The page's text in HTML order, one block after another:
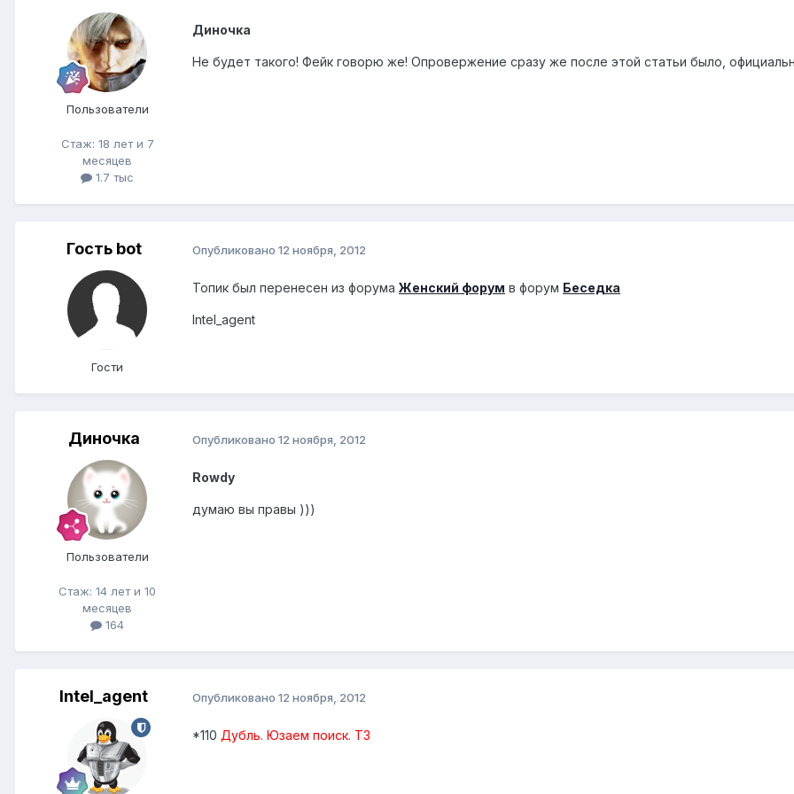
Пользователи
Стаж: 18 лет и 7
месяцев
1.7 тыс
Диночка
Не будет такого! Фейк говорю же! Опровержение сразу же после этой статьи было,
Гость bot
Гости
Опубликовано 12 ноября, 2012
Топик был перенесен из форума Женский форум в форум Беседка
Intel_agent
Диночка
Пользователи
Стаж: 14 лет и 10
месяцев
164
Опубликовано 12 ноября, 2012
Rowdy
думаю вы правы )))
Intel_agent Опубликовано 12 ноября, 2012
*110 Дубль. Юзаем поиск. ТЗ